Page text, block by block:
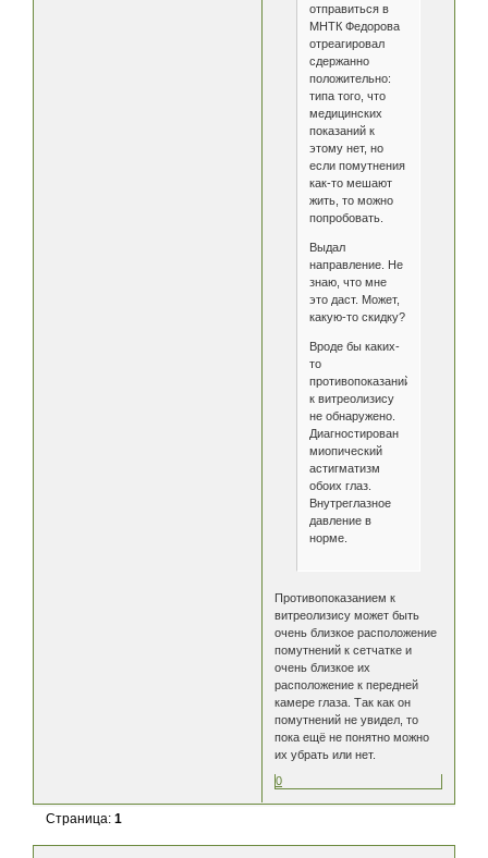
отправиться в
МНТК Федорова
отреагировал
сдержанно
положительно:
типа того, что
медицинских
показаний к
этому нет, но
если помутнения
как-то мешают
жить, то можно
попробовать.
Выдал
направление. Не
знаю, что мне
это даст. Может,
какую-то скидку?
Вроде бы каких-
то
противопоказаний
к витреолизису
не обнаружено.
Диагностирован
миопический
астигматизм
обоих глаз.
Внутреглазное
давление в
норме.
Противопоказанием к
витреолизису может быть
очень близкое расположение
помутнений к сетчатке и
очень близкое их
расположение к передней
камере глаза. Так как он
помутнений не увидел, то
пока ещё не понятно можно
их убрать или нет.
0
Страница:1